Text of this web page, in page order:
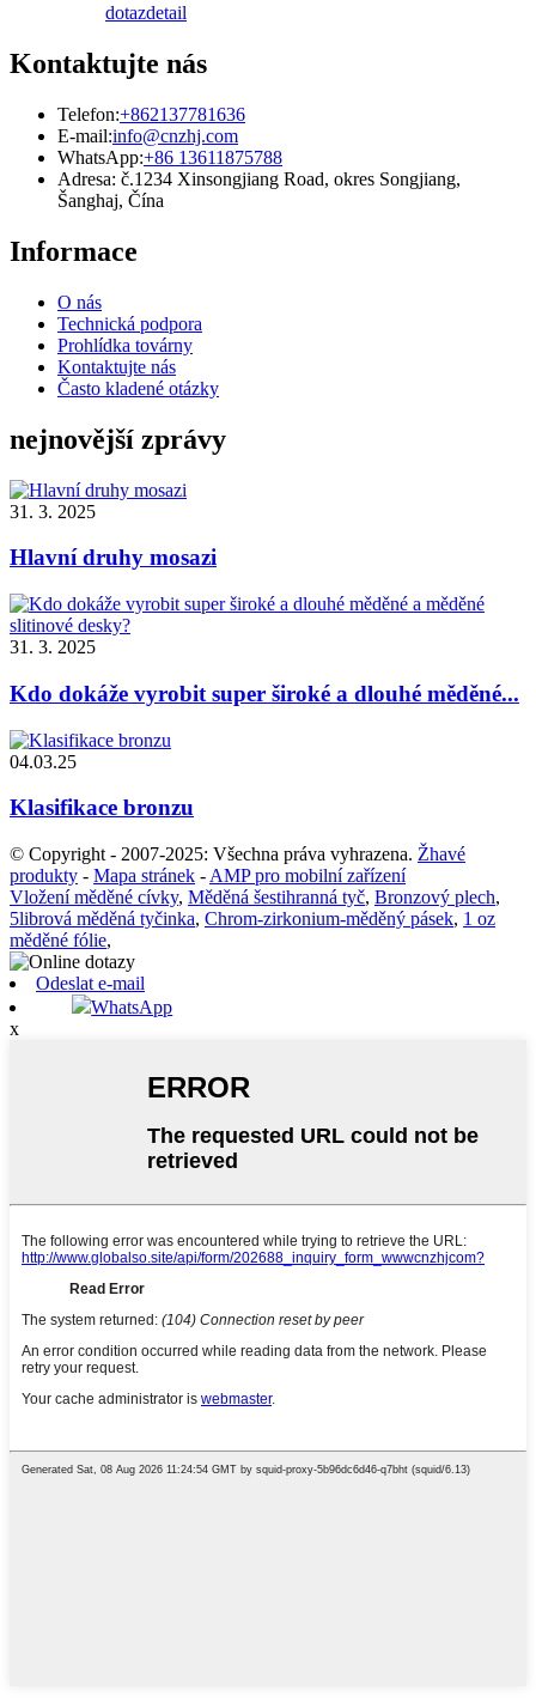
dotazdetail
Kontaktujte nás
Telefon:+862137781636
E-mail:info@cnzhj.com
WhatsApp:+86 13611875788
Adresa: č.1234 Xinsongjiang Road, okres Songjiang,
Šanghaj, Čína
Informace
O nás
Technická podpora
Prohlídka továrny
Kontaktujte nás
Často kladené otázky
nejnovější zprávy
31. 3. 2025
Hlavní druhy mosazi
31. 3. 2025
Kdo dokáže vyrobit super široké a dlouhé měděné...
04.03.25
Klasifikace bronzu
© Copyright - 2007-2025: Všechna práva vyhrazena. Žhavé
produkty - Mapa stránek - AMP pro mobilní zařízení
Vložení měděné cívky, Měděná šestihranná tyč, Bronzový plech,
5librová měděná tyčinka, Chrom-zirkonium-měděný pásek, 1 oz
měděné fólie,
Odeslat e-mail
WhatsApp
x